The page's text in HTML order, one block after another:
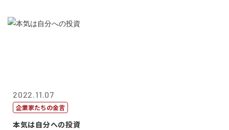
2022.11.07
企業家たちの金言
本気は自分への投資